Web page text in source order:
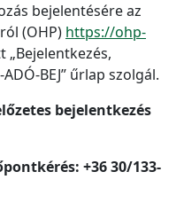
bejelentésére az
(OHP) https://ohp-
„Bejelentkezés,
BEJ” űrlap szolgál.
bejelentkezés
+36 30/133-